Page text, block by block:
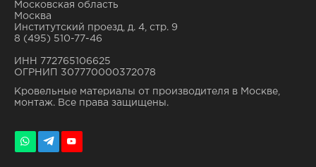
Московская область
Москва
Институтский проезд, д. 4, стр. 9
8 (495) 510-77-46
ИНН 772765106625
ОГРНИП 307770000372078
Кровельные материалы от производителя в Москве,
монтаж. Все права защищены.